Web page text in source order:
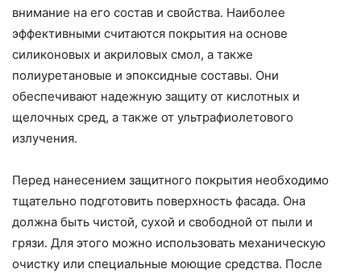
внимание на его состав и свойства. Наиболее
эффективными считаются покрытия на основе
силиконовых и акриловых смол, а также
полиуретановые и эпоксидные составы. Они
обеспечивают надежную защиту от кислотных и
щелочных сред, а также от ультрафиолетового
излучения.
Перед нанесением защитного покрытия необходимо
тщательно подготовить поверхность фасада. Она
должна быть чистой, сухой и свободной от пыли и
грязи. Для этого можно использовать механическую
очистку или специальные моющие средства. После